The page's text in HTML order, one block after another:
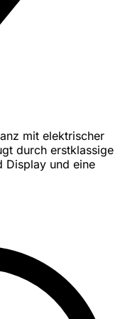
mit elektrischer
durch erstklassige
Display und eine